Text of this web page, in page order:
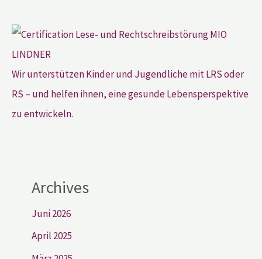
Wir unterstützen Kinder und Jugendliche mit LRS oder
RS – und helfen ihnen, eine gesunde Lebensperspektive
zu entwickeln.
Archives
Juni 2026
April 2025